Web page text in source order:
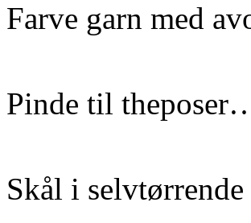
Farve garn med
Pinde til
Skål i